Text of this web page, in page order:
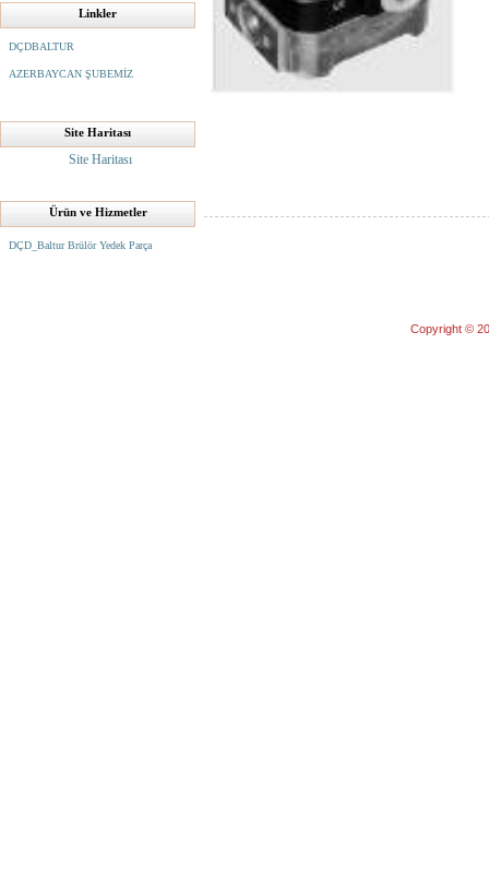
Linkler
DÇDBALTUR
AZERBAYCAN ŞUBEMİZ
Site Haritası
Site Haritası
Ürün ve Hizmetler
DÇD_Baltur Brülör Yedek Parça
Copyright ©